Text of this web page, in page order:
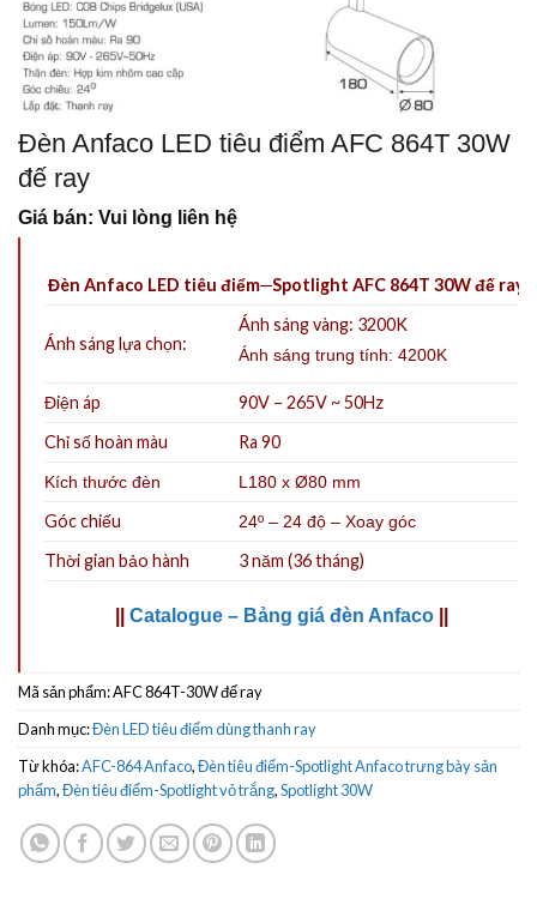
Đèn Anfaco LED tiêu điểm AFC 864T 30W
đế ray
Giá bán: Vui lòng liên hệ
Đèn Anfaco LED tiêu điểm─Spotlight AFC 864T 30W đế ray
Ánh sáng lựa chọn:
Ánh sáng vàng: 3200K
Ánh sáng trung tính: 4200K
Điện áp
90V – 265V ~ 50Hz
Chỉ số hoàn màu
Ra 90
Kích thước đèn L180 x Ø80 mm
Góc chiếu 24º – 24 độ – Xoay góc
Thời gian bảo hành 3 năm (36 tháng)
Catalogue – Bảng giá đèn Anfaco
Mã sản phẩm:AFC 864T-30W đế ray
Danh mục:Đèn LED tiêu điểm dùng thanh ray
Từ khóa:AFC-864 Anfaco,Đèn tiêu điểm-Spotlight Anfaco trưng bày sản
phẩm,Đèn tiêu điểm-Spotlight vỏ trắng,Spotlight 30W